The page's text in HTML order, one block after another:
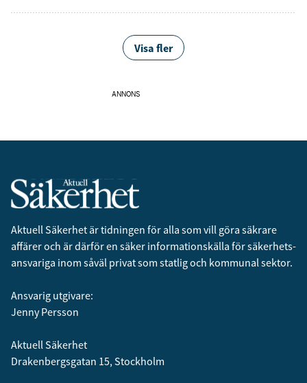
Visa fler
ANNONS
Aktuell Säkerhet är tidningen för alla som vill göra säkrare
affärer och är därför en säker informationskälla för säkerhets­
ansvariga inom såväl privat som statlig och kommunal sektor.
Ansvarig utgivare:
Jenny Persson
Aktuell Säkerhet
Drakenbergsgatan 15, Stockholm